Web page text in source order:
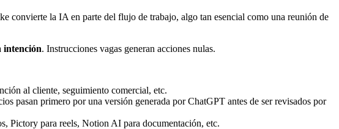
convierte la IA en parte del flujo de trabajo, algo tan esencial como una reunión de
intención. Instrucciones vagas generan acciones nulas.
al cliente, seguimiento comercial, etc.
pasan primero por una versión generada por ChatGPT antes de ser revisados por
Pictory para reels, Notion AI para documentación, etc.